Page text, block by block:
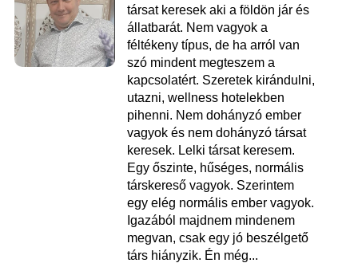
társat keresek aki a földön jár és
állatbarát. Nem vagyok a
féltékeny típus, de ha arról van
szó mindent megteszem a
kapcsolatért. Szeretek kirándulni,
utazni, wellness hotelekben
pihenni. Nem dohányzó ember
vagyok és nem dohányzó társat
keresek. Lelki társat keresem.
Egy őszinte, hűséges, normális
társkereső vagyok. Szerintem
egy elég normális ember vagyok.
Igazából majdnem mindenem
megvan, csak egy jó beszélgető
társ hiányzik. Én még...